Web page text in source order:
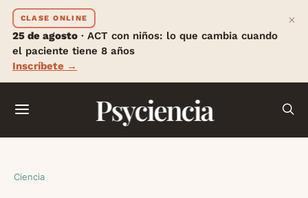
CLASE ONLINE
25 de agosto · ACT con niños: lo que cambia cuando
el paciente tiene 8 años
Inscríbete →
×
Psyciencia
Ciencia